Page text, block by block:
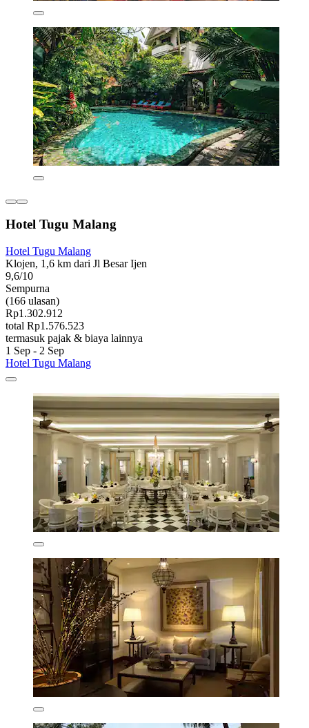
Hotel Tugu Malang
Hotel Tugu Malang
Klojen, 1,6 km dari Jl Besar Ijen
9,6/10
Sempurna
(166 ulasan)
Rp1.302.912
total Rp1.576.523
termasuk pajak & biaya lainnya
1 Sep - 2 Sep
Hotel Tugu Malang